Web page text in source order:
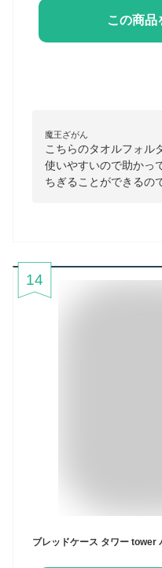
この商品
魔王ざがん
こちらのタオルフォル
使いやすいので助かっ
ちぎることができるの
14